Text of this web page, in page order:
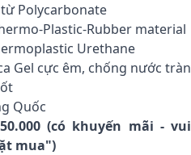
Polycarbonate
Plastic-Rubber material
Urethane
Gel cực êm, chống nước tràn
Quốc
(có khuyến mãi - vui
mua")